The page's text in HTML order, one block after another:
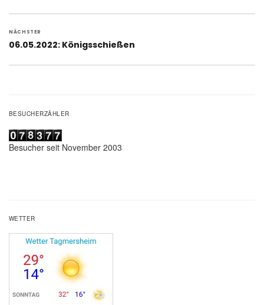
NÄCHSTER
Nächster
06.05.2022: Königsschießen
BESUCHERZÄHLER
Besucher seit November 2003
WETTER